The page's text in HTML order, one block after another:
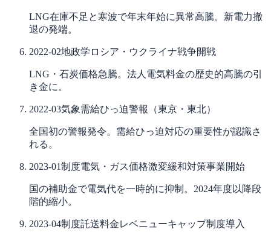
LNG在庫不足と寒波で年末年始に異常高騰。新電力撤
退の発端。
2022-02地政学 ロシア・ウクライナ戦争開戦
LNG・石炭価格急騰。法人電気料金の歴史的高騰の引
き金に。
2022-03気象需給ひっ迫警報（東京・東北）
全国初の警報発令。需給ひっ迫対応の重要性が認識さ
れる。
2023-01制度電気・ガス価格激変緩和対策事業開始
国の補助金で電気代を一時的に抑制。2024年度以降段
階的縮小。
2023-04制度託送料金レベニューキャップ制度導入